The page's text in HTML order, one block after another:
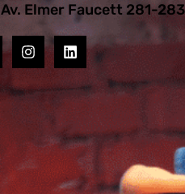
Av. Elmer Faucett 281-